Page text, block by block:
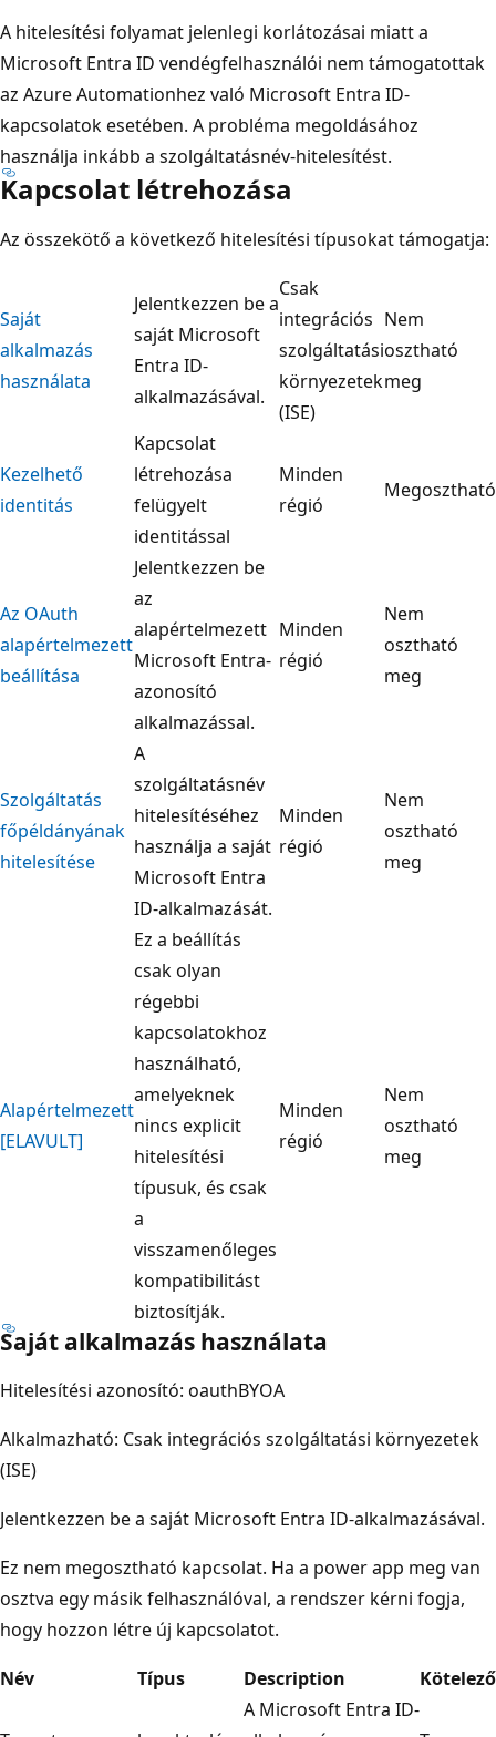
A hitelesítési folyamat jelenlegi korlátozásai miatt a
Microsoft Entra ID vendégfelhasználói nem támogatottak
az Azure Automationhez való Microsoft Entra ID-
kapcsolatok esetében. A probléma megoldásához
használja inkább a szolgáltatásnév-hitelesítést.
Kapcsolat létrehozása
Az összekötő a következő hitelesítési típusokat támogatja:
Saját
alkalmazás
használata
Jelentkezzen be a
saját Microsoft
Entra ID-
alkalmazásával.
Csak
integrációs
szolgáltatási
környezetek
(ISE)
Nem
osztható
meg
Kezelhető
identitás
Kapcsolat
létrehozása
felügyelt
identitással
Minden
régió
Megosztható
Az OAuth
alapértelmezett
beállítása
Jelentkezzen be
az
alapértelmezett
Microsoft Entra-
azonosító
alkalmazással.
Minden
régió
Nem
osztható
meg
Szolgáltatás
főpéldányának
hitelesítése
A
szolgáltatásnév
hitelesítéséhez
használja a saját
Microsoft Entra
ID-alkalmazását.
Minden
régió
Nem
osztható
meg
Alapértelmezett
[ELAVULT]
Ez a beállítás
csak olyan
régebbi
kapcsolatokhoz
használható,
amelyeknek
nincs explicit
hitelesítési
típusuk, és csak
a
visszamenőleges
kompatibilitást
biztosítják.
Minden
régió
Nem
osztható
meg
Saját alkalmazás használata
Hitelesítési azonosító: oauthBYOA
Alkalmazható: Csak integrációs szolgáltatási környezetek
(ISE)
Jelentkezzen be a saját Microsoft Entra ID-alkalmazásával.
Ez nem megosztható kapcsolat. Ha a power app meg van
osztva egy másik felhasználóval, a rendszer kérni fogja,
hogy hozzon létre új kapcsolatot.
Név
Típus Description Kötelező
A Microsoft Entra ID-